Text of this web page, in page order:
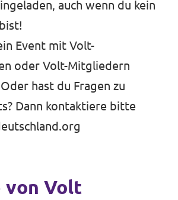
Bundesland
Merchandise Shop
für Volt!
auch wenn du kein
Event mit Volt-
oder Volt-Mitgliedern
hast du Fragen zu
Dann kontaktiere bitte
von Volt